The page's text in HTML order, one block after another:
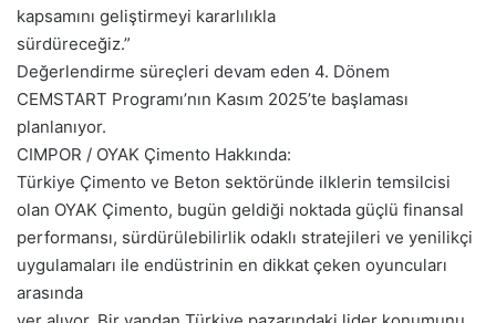
kapsamını geliştirmeyi kararlılıkla
sürdüreceğiz.”
Değerlendirme süreçleri devam eden 4. Dönem
CEMSTART Programı’nın Kasım 2025’te başlaması
planlanıyor.
CIMPOR / OYAK Çimento Hakkında:
Türkiye Çimento ve Beton sektöründe ilklerin temsilcisi
olan OYAK Çimento, bugün geldiği noktada güçlü finansal
performansı, sürdürülebilirlik odaklı stratejileri ve yenilikçi
uygulamaları ile endüstrinin en dikkat çeken oyuncuları
arasında